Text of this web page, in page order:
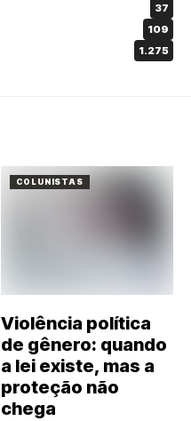
37
109
1.275
COLUNISTAS
Violência política
de gênero: quando
a lei existe, mas a
proteção não
chega